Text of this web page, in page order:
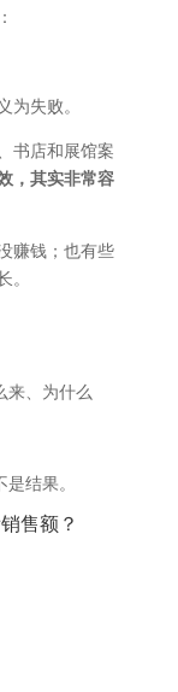
为失败。
书店和展馆案
，其实非常容
赚钱；也有些
。
来、为什么
结果。
售额？